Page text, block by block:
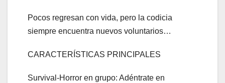
Pocos regresan con vida, pero la codicia
siempre encuentra nuevos voluntarios…
CARACTERÍSTICAS PRINCIPALES
Survival-Horror en grupo: Adéntrate en